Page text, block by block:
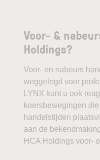
Voor- &
Holdings?
Voor- en nabeurs
weggelegd voor
LYNX kunt u ook
koersbewegingen
handelstijden
aan de
HCA Holdings voor-